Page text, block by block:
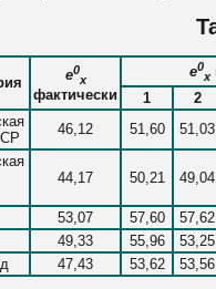
e0
x
фактически
e0
x
1
2
46,12 51,60
51,03
44,17 50,21 49,04
53,07 57,60
57,62
49,33 55,96
53,25
47,43 53,62 53,56